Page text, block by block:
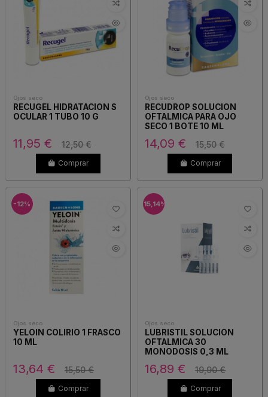
Ojos seco
RECUGEL HIDRATACION S
OCULAR 1 TUBO 10 G
11,95 € 12,50 €
Comprar
Ojos seco
RECUDROP SOLUCION
OFTALMICA PARA OJO
SECO 1 BOTE 10 ML
14,09 € 15,50 €
Comprar
-12%
Ojos seco
YELOIN COLIRIO 1 FRASCO
10 ML
13,64 € 15,50 €
Comprar
-15,14%
Ojos seco
LUBRISTIL SOLUCION
OFTALMICA 30
MONODOSIS 0,3 ML
16,89 € 19,90 €
Comprar